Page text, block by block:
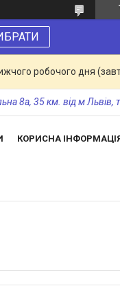
робочого дня
8а, 35 км. від м Львів,
КОРИСНА